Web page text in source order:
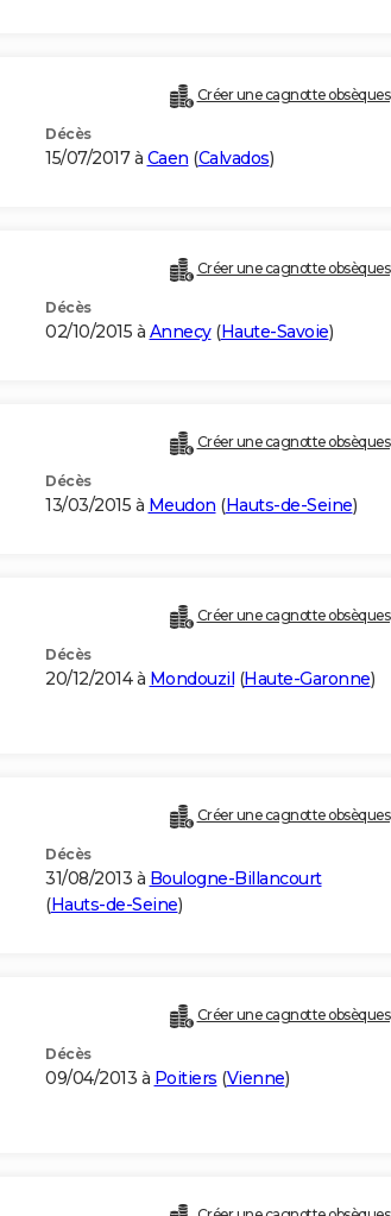
Créer une cagnotte obsèques
Décès
15/07/2017 à Caen (Calvados)
Créer une cagnotte obsèques
Décès
02/10/2015 à Annecy(Haute-Savoie)
Créer une cagnotte obsèques
Décès
13/03/2015 à Meudon (Hauts-de-Seine)
Créer une cagnotte obsèques
Décès
20/12/2014 à Mondouzil (Haute-Garonne)
Créer une cagnotte obsèques
Décès
31/08/2013 à Boulogne-Billancourt
(Hauts-de-Seine)
Créer une cagnotte obsèques
Décès
09/04/2013 à Poitiers (Vienne)